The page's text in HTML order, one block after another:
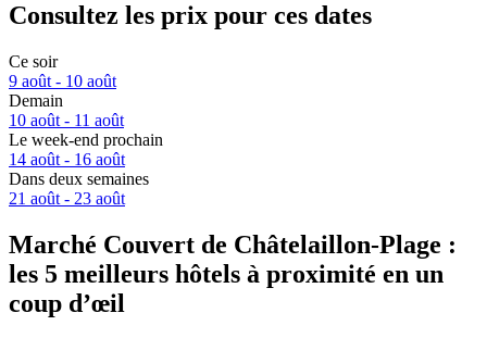
Consultez les prix pour ces dates
Ce soir
9 août - 10 août
Demain
10 août - 11 août
Le week-end prochain
14 août - 16 août
Dans deux semaines
21 août - 23 août
Marché Couvert de Châtelaillon-Plage :
les 5 meilleurs hôtels à proximité en un
coup d’œil